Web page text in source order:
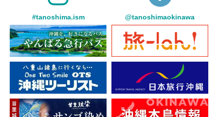
#tanoshima.ism @tanoshimaokinawa